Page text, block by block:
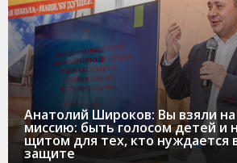
Анатолий Широков: Вы взяли
миссию: быть голосом детей и
щитом для тех, кто нуждается
защите